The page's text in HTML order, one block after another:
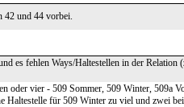
42 und 44 vorbei.
es fehlen Ways/Haltestellen in der Relation
vier - 509 Sommer, 509 Winter, 509a
für 509 Winter zu viel und zwei